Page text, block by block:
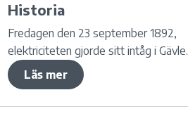
Historia
Fredagen den 23 september 1892,
elektriciteten gjorde sitt intåg i Gävle.
Läs mer